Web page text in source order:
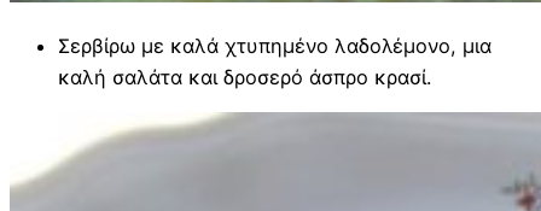
Σερβίρω με καλά χτυπημένο λαδολέμονο, μια
καλή σαλάτα και δροσερό άσπρο κρασί.